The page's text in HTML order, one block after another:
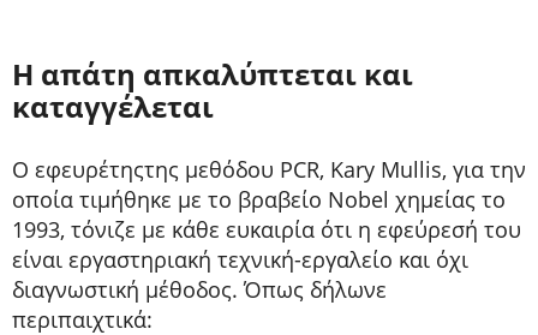
Η απάτη απκαλύπτεται και
καταγγέλεται
Ο εφευρέτηςτης μεθόδου PCR, Kary Mullis, για την
οποία τιμήθηκε με το βραβείο Nobel χημείας το
1993, τόνιζε με κάθε ευκαιρία ότι η εφεύρεσή του
είναι εργαστηριακή τεχνική-εργαλείο και όχι
διαγνωστική μέθοδος. Όπως δήλωνε
περιπαιχτικά: